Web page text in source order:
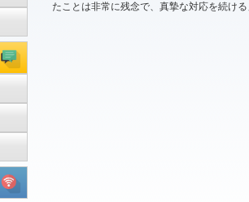
たことは非常に残念で、真摯な対応を続ける